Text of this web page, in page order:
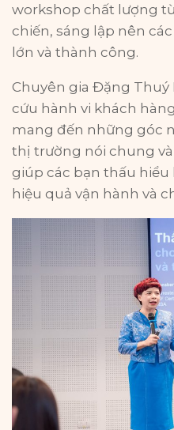
workshop chất lượng
chiến, sáng lập nên
lớn và thành công.
Chuyên gia Đặng Thuý
cứu hành vi khách
mang đến những góc
thị trường nói chung
giúp các bạn thấu hiểu
hiệu quả vận hành và